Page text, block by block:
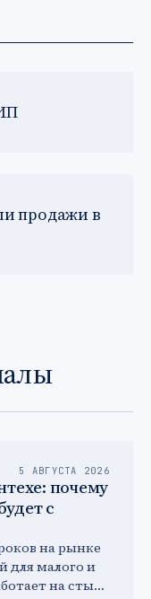
продажи в
5 АВГУСТА 2026
почему
с
на рынке
для малого и
на стыке